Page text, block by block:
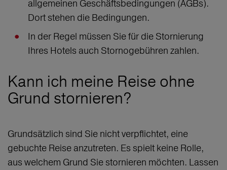
allgemeinen Geschäftsbedingungen (AGBs).
Dort stehen die Bedingungen.
In der Regel müssen Sie für die Stornierung
Ihres Hotels auch Stornogebühren zahlen.
Kann ich meine Reise ohne
Grund stornieren?
Grundsätzlich sind Sie nicht verpflichtet, eine
gebuchte Reise anzutreten. Es spielt keine Rolle,
aus welchem Grund Sie stornieren möchten. Lassen